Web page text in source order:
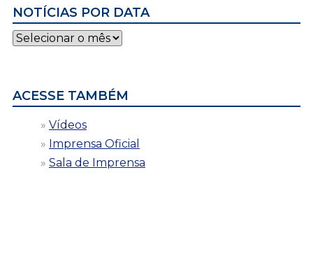
NOTÍCIAS POR DATA
Notícias
por
ACESSE TAMBÉM
Vídeos
Imprensa Oficial
Sala de Imprensa